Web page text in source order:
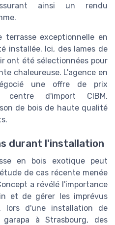
ainsi un rendu
terrasse exceptionnelle en
installée. Ici, des lames de
ont été sélectionnées pour
chaleureuse. L'agence en
une offre de prix
centre d'import CIBM,
de bois de haute qualité
durant l'installation
en bois exotique peut
de cas récente menée
a révélé l'importance
et de gérer les imprévus
lors d'une installation de
à Strasbourg, des